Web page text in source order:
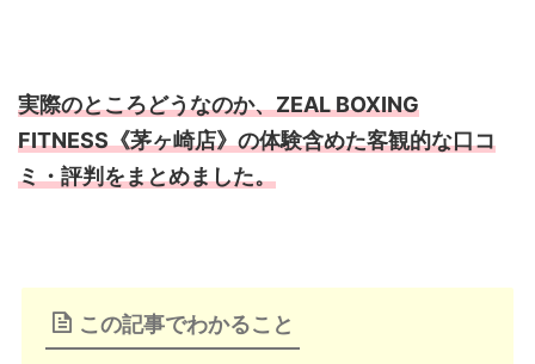
実際のところどうなのか、ZEAL BOXING
FITNESS《茅ヶ崎店》の体験含めた客観的な口コ
ミ・評判をまとめました。
この記事でわかること